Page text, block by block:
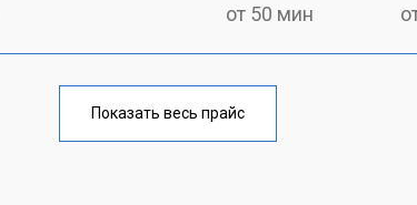
от 50 мин
от 60 мин
Показать весь прайс